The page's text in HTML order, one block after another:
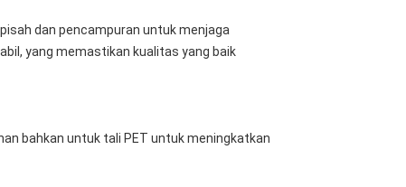
dan pencampuran untuk menjaga
yang memastikan kualitas yang baik
bahkan untuk tali PET untuk meningkatkan